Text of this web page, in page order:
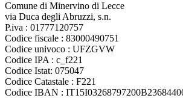
Comune di Minervino di Lecce
via Duca degli Abruzzi, s.n.
P.iva : 01777120757
Codice fiscale : 83000490751
Codice univoco : UFZGVW
Codice IPA : c_f221
Codice Istat: 075047
Codice Catastale : F221
Codice IBAN :